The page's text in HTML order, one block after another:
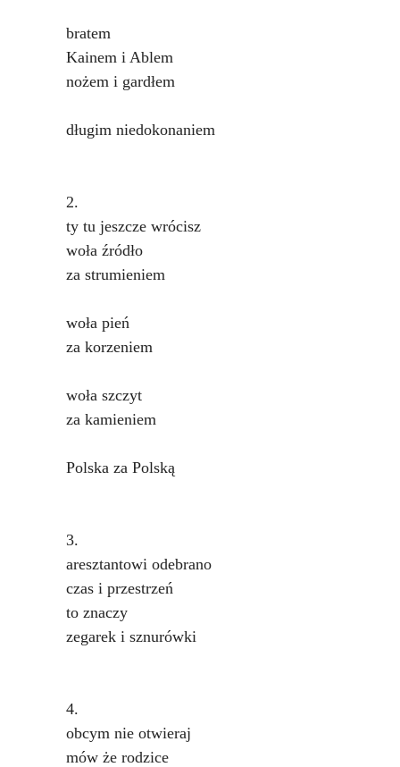
bratem
Kainem i Ablem
nożem i gardłem
długim niedokonaniem
2.
ty tu jeszcze wrócisz
woła źródło
za strumieniem
woła pień
za korzeniem
woła szczyt
za kamieniem
Polska za Polską
3.
aresztantowi odebrano
czas i przestrzeń
to znaczy
zegarek i sznurówki
4.
obcym nie otwieraj
mów że rodzice